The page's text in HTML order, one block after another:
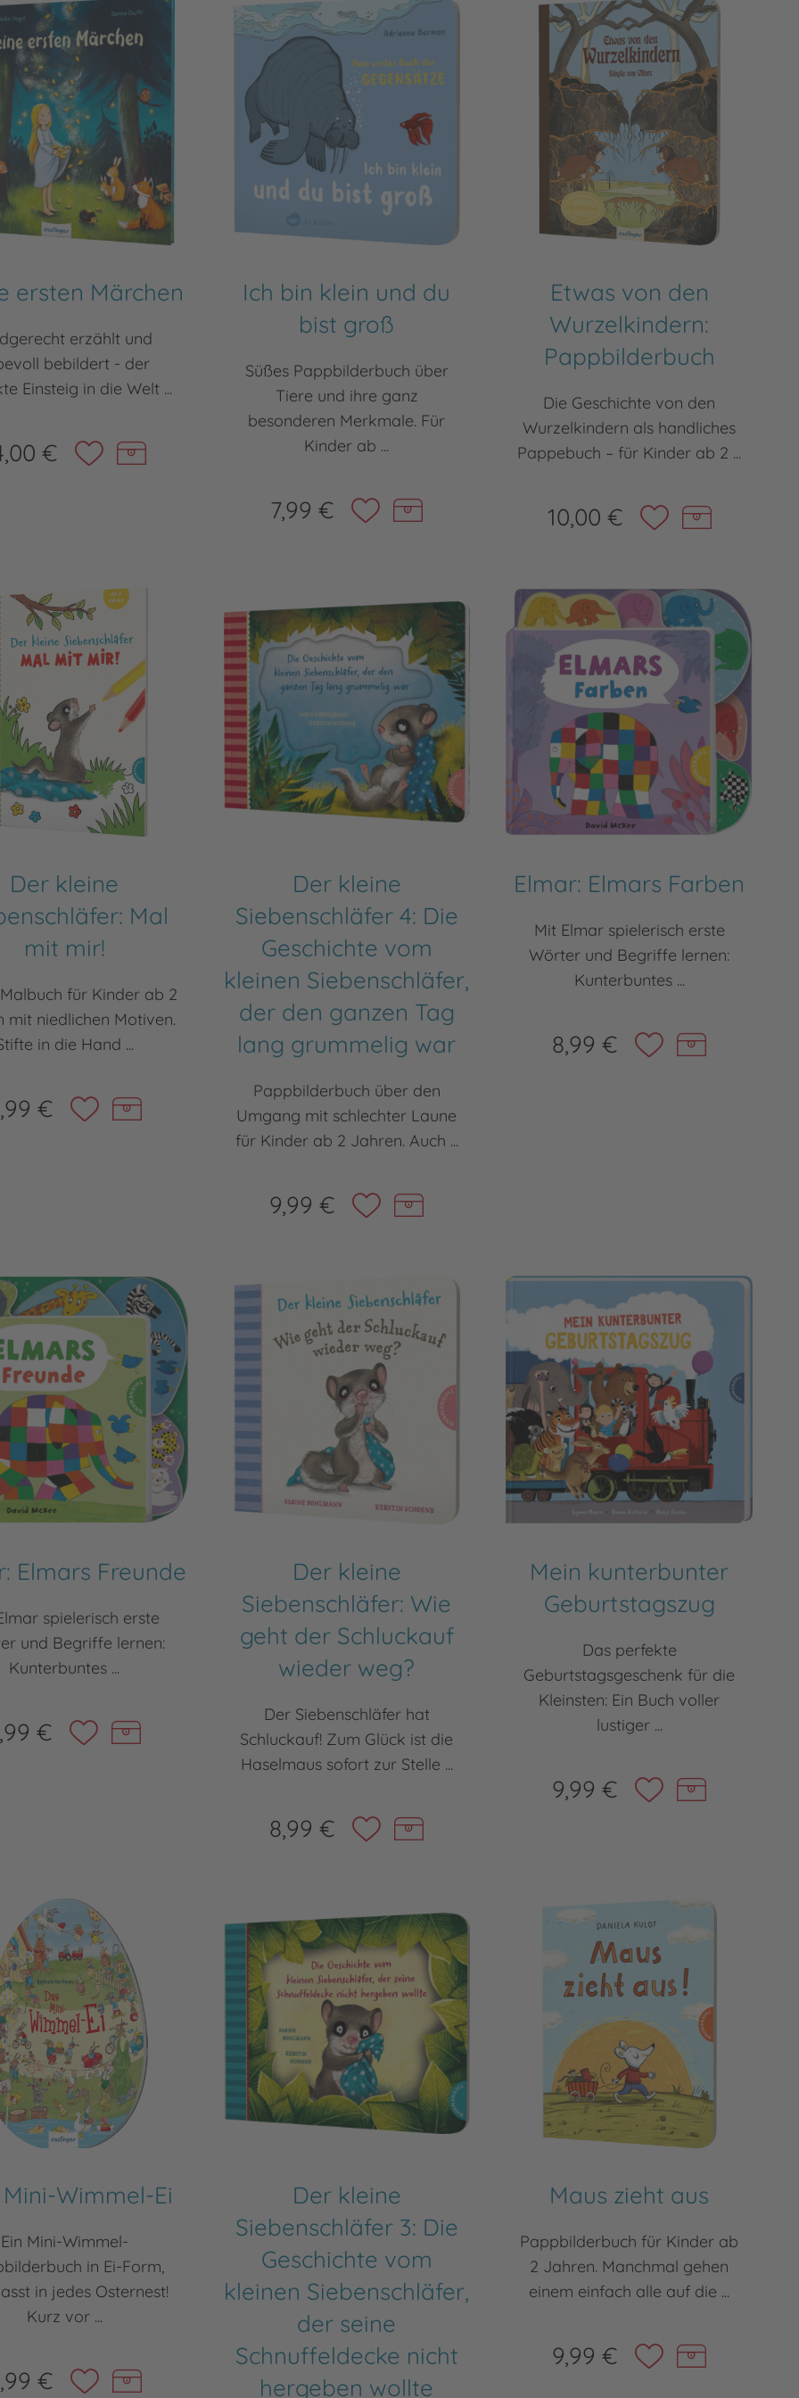
ersten Märchen
erzählt und
bebildert - der
Einsteig in die Welt ...
€
Ich bin klein und du
bist groß
Süßes Pappbilderbuch über
Tiere und ihre ganz
besonderen Merkmale. Für
Kinder ab ...
7,99 €
Etwas von den
Wurzelkindern:
Pappbilderbuch
Die Geschichte von den
Wurzelkindern als handliches
Pappebuch – für Kinder ab 2 ...
10,00 €
Der kleine
Mal
mit mir!
für Kinder ab 2
mit niedlichen Motiven.
in die Hand ...
€
Der kleine
Siebenschläfer 4: Die
Geschichte vom
kleinen Siebenschläfer,
der den ganzen Tag
lang grummelig war
Pappbilderbuch über den
Umgang mit schlechter Laune
für Kinder ab 2 Jahren. Auch ...
9,99 €
Elmar: Elmars Farben
Mit Elmar spielerisch erste
Wörter und Begriffe lernen:
Kunterbuntes ...
8,99 €
Elmars Freunde
spielerisch erste
und Begriffe lernen:
Kunterbuntes ...
€
Der kleine
Siebenschläfer: Wie
geht der Schluckauf
wieder weg?
Der Siebenschläfer hat
Schluckauf! Zum Glück ist die
Haselmaus sofort zur Stelle ...
8,99 €
Mein kunterbunter
Geburtstagszug
Das perfekte
Geburtstagsgeschenk für die
Kleinsten: Ein Buch voller
lustiger ...
9,99 €
Wimmel-Ei
Ein Mini-Wimmel-
in Ei-Form,
in jedes Osternest!
Kurz vor ...
€
Der kleine
Siebenschläfer 3: Die
Geschichte vom
kleinen Siebenschläfer,
der seine
Schnuffeldecke nicht
hergeben wollte
Maus zieht aus
Pappbilderbuch für Kinder ab
2 Jahren. Manchmal gehen
einem einfach alle auf die ...
9,99 €